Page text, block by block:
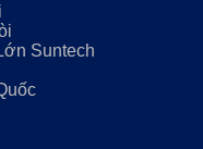
Suntech